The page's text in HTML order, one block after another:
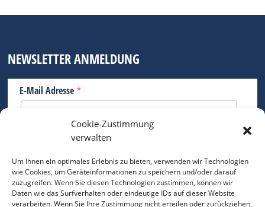
Cookie-Zustimmung
verwalten
Um Ihnen ein optimales Erlebnis zu bieten, verwenden wir Technologien
wie Cookies, um Geräteinformationen zu speichern und/oder darauf
zuzugreifen. Wenn Sie diesen Technologien zustimmen, können wir
Daten wie das Surfverhalten oder eindeutige IDs auf dieser Website
verarbeiten. Wenn Sie Ihre Zustimmung nicht erteilen oder zurückziehen,
NEWSLETTER ANMELDUNG
E-Mail Adresse *
Bitte geben Sie Ihre E-Mail Adresse ein.
*